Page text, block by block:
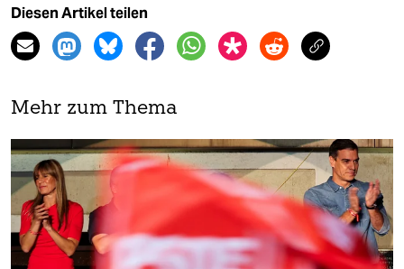
Diesen Artikel teilen
Mehr zum Thema